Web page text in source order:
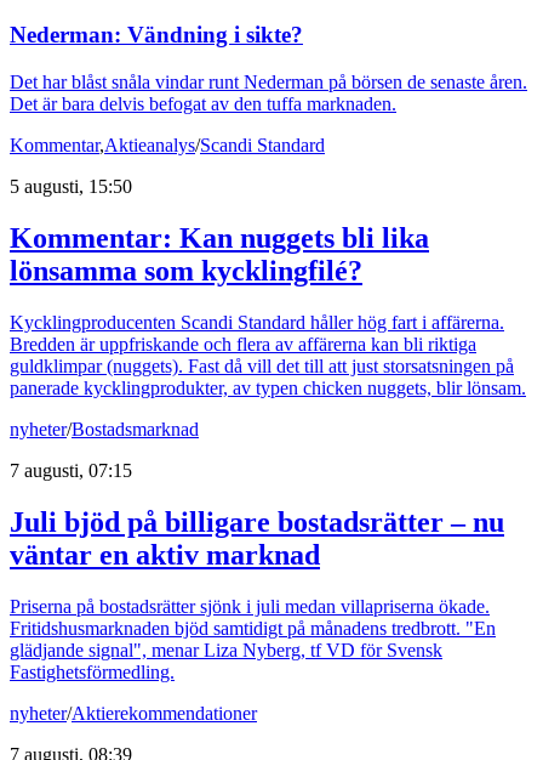
Nederman: Vändning i sikte?
Det har blåst snåla vindar runt Nederman på börsen de senaste åren.
Det är bara delvis befogat av den tuffa marknaden.
Kommentar,Aktieanalys/Scandi Standard
5 augusti, 15:50
Kommentar: Kan nuggets bli lika
lönsamma som kycklingfilé?
Kycklingproducenten Scandi Standard håller hög fart i affärerna.
Bredden är uppfriskande och flera av affärerna kan bli riktiga
guldklimpar (nuggets). Fast då vill det till att just storsatsningen på
panerade kycklingprodukter, av typen chicken nuggets, blir lönsam.
nyheter/Bostadsmarknad
7 augusti, 07:15
Juli bjöd på billigare bostadsrätter – nu
väntar en aktiv marknad
Priserna på bostadsrätter sjönk i juli medan villapriserna ökade.
Fritidshusmarknaden bjöd samtidigt på månadens tredbrott. "En
glädjande signal", menar Liza Nyberg, tf VD för Svensk
Fastighetsförmedling.
nyheter/Aktierekommendationer
7 augusti, 08:39